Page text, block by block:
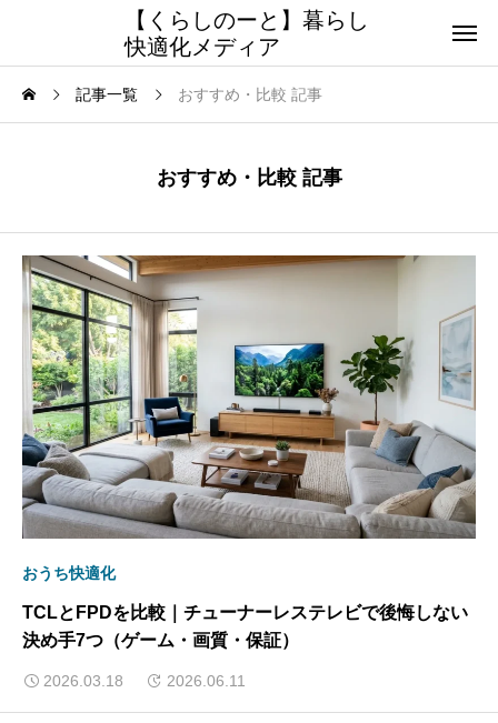
【くらしのーと】暮らし
快適化メディア
記事一覧 おすすめ・比較 記事
おすすめ・比較 記事
おうち快適化
TCLとFPDを比較｜チューナーレステレビで後悔しない
決め手7つ（ゲーム・画質・保証）
2026.03.18 2026.06.11